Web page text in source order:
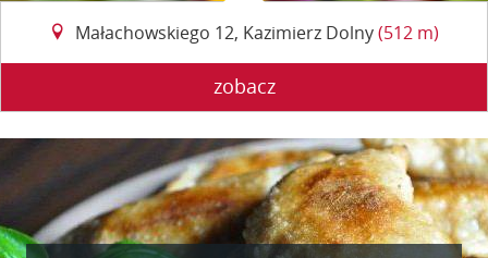
Małachowskiego 12, Kazimierz Dolny(512 m)
zobacz